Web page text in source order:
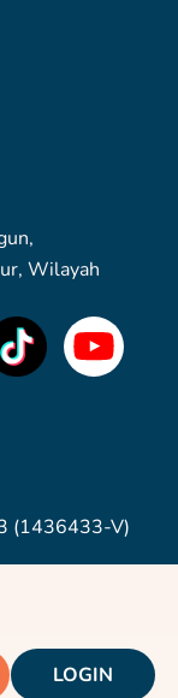
Wilayah
(1436433-V)
LOGIN